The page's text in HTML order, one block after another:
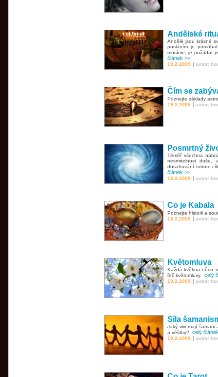
Andělské
Andělé jsou krásné
posláním je
musíme, je požádat
článek >>
19.2.2009 | autor:
Čím se
Poznejte základy
19.2.2009 | autor:
Posmrtný
Téměř všechna
nesmrtelnost
dosahování tohoto
článek >>
18.2.2009 | autor:
Co je Kabala
Poznejte historii a
18.2.2009 | autor:
Květomluva
Každá květina něco
řeč květomluvy.
celý
19.2.2009 | autor:
Síla
Jaký vliv mají šamani
a věštby?
celý
19.2.2009 | autor: